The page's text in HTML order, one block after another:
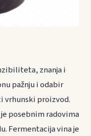
znanja i
pažnju i odabir
vrhunski proizvod.
je posebnim radovima
Fermentacija vina je